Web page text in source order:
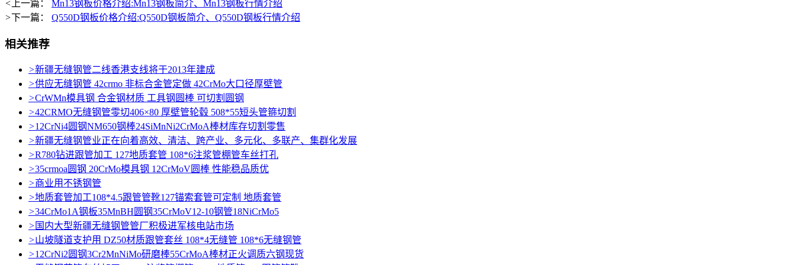
< 上一篇： Mn13钢板价格介绍:Mn13钢板简介、Mn13钢板行情介绍
>下一篇： Q550D钢板价格介绍:Q550D钢板简介、Q550D钢板行情介绍
相关推荐
>新疆无缝钢管二线香港支线将于2013年建成
>供应无缝钢管 42crmo 非标合金管定做 42CrMo大口径厚壁管
>CrWMn模具钢 合金钢材质 工具钢圆棒 可切割圆钢
>42CRMO无缝钢管零切406×80 厚壁管轮毂 508*55短头管箍切割
>12CrNi4圆钢NM650钢棒24SiMnNi2CrMoA棒材库存切割零售
>新疆无缝钢管业正在向着高效、清洁、跨产业、多元化、多联产、集群化发展
>R780钻进跟管加工 127地质套管 108*6注浆管棚管车丝打孔
>35crmoa圆钢 20CrMo模具钢 12CrMoV圆棒 性能稳品质优
>商业用不锈钢管
>地质套管加工108*4.5跟管管靴127锚索套管可定制 地质套管
>34CrMo1A钢板35MnBH圆钢35CrMoV12-10钢管18NiCrMo5
> 国内大型新疆无缝钢管管厂积极进军核电站市场
>山坡隧道支护用 DZ50材质跟管套丝 108*4无缝管 108*6无缝钢管
>12CrNi2圆钢3Cr2MnNiMo研磨棒55CrMoA棒材正火调质六钢现货